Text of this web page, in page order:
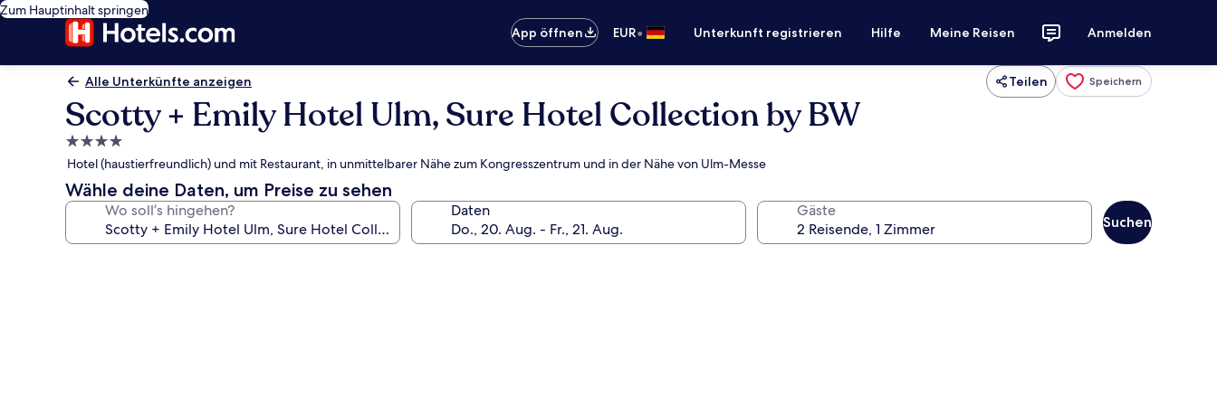
Zum Hauptinhalt springen
App öffnen
EUR• Unterkunft registrieren Hilfe Meine Reisen Anmelden
Alle Unterkünfte anzeigen Teilen Speichern
Scotty + Emily Hotel Ulm, Sure Hotel Collection by BW
4.0-
Sterne-
Unterkunft
Hotel (haustierfreundlich) und mit Restaurant, in unmittelbarer Nähe zum Kongresszentrum und in der Nähe von Ulm-Messe
Wähle deine Daten, um Preise zu sehen
Wo soll’s hingehen? Daten Gäste
Suchen